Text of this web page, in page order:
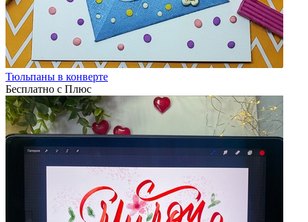
Тюльпаны в конверте
Бесплатно с Плюс